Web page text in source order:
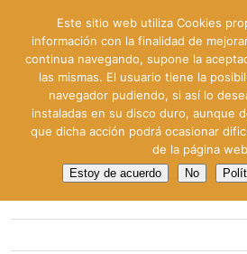
Este sitio web utiliza Cookies
información con la finalidad de
continua navegando, supone la
las mismas. El usuario tiene la
navegador pudiendo, si así lo
instaladas en su disco duro, aunque
que dicha acción podrá ocasionar
de la página
Estoy de acuerdo No